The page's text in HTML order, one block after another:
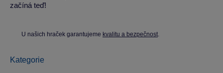
začíná teď!
U našich hraček garantujeme kvalitu a bezpečnost.
Kategorie